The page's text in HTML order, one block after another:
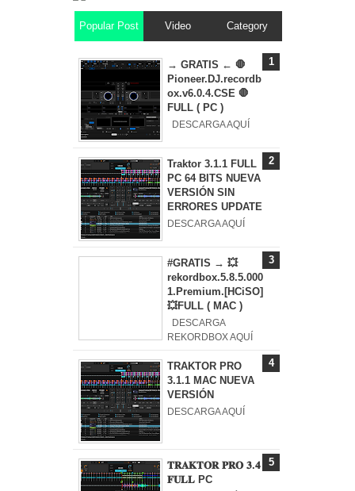
Popular Post Video Category
→ GRATIS ← 🛑
Pioneer.DJ.recordb
ox.v6.0.4.CSE 🛑
FULL ( PC )
DESCARGA AQUÍ
Traktor 3.1.1 FULL
PC 64 BITS NUEVA
VERSIÓN SIN
ERRORES UPDATE
DESCARGA AQUÍ
#GRATIS → 💥
rekordbox.5.8.5.000
1.Premium.[HCiSO]
💥FULL ( MAC )
DESCARGA
REKORDBOX AQUÍ
TRAKTOR PRO
3.1.1 MAC NUEVA
VERSIÓN
DESCARGA AQUÍ
𝐓𝐑𝐀𝐊𝐓𝐎𝐑 𝐏𝐑𝐎 𝟑.𝟒
𝐅𝐔𝐋𝐋 PC